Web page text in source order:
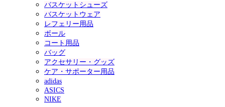
バスケットシューズ
バスケットウェア
レフェリー用品
ボール
コート用品
バッグ
アクセサリー・グッズ
ケア・サポーター用品
adidas
ASICS
NIKE